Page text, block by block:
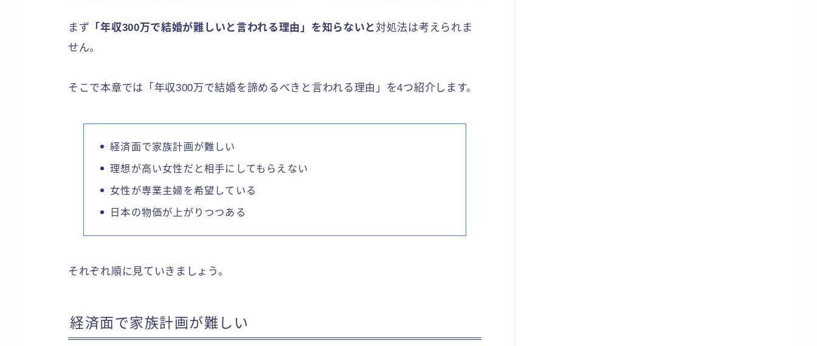
まず 「年収300万で結婚が難しいと言われる理由」を知らないと 対処法は考えられま
せん。
そこで本章では「年収300万で結婚を諦めるべきと言われる理由」を4つ紹介します。
経済面で家族計画が難しい
理想が高い女性だと相手にしてもらえない
女性が専業主婦を希望している
日本の物価が上がりつつある
それぞれ順に見ていきましょう。
経済面で家族計画が難しい